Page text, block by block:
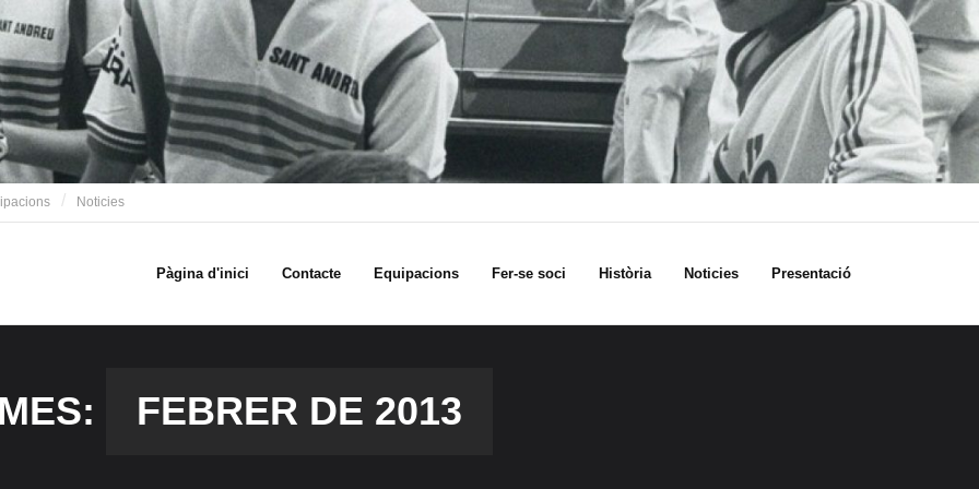
Noticies
Pàgina d'inici Contacte Equipacions Fer-se soci Història Noticies Presentació
MES: FEBRER DE 2013